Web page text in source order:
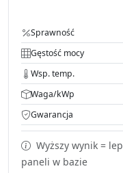
Sprawność
Gęstość mocy
Wsp. temp.
Waga/kWp
Gwarancja
Wyższy wynik =
paneli w bazie